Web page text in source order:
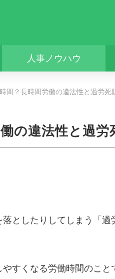
人事ノウハウ
間？長時間労働の違法性と過労死
の違法性と過
としたりしてしまう「
すくなる労働時間のこと